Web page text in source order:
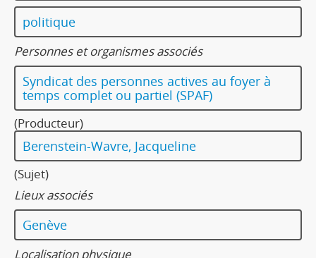
politique
Personnes et organismes associés
Syndicat des personnes actives au foyer à
temps complet ou partiel (SPAF)
(Producteur)
Berenstein-Wavre, Jacqueline
(Sujet)
Lieux associés
Genève
Localisation physique